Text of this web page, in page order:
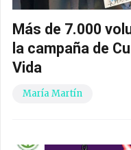
Más de 7.000
la campaña de
Vida
María Martín